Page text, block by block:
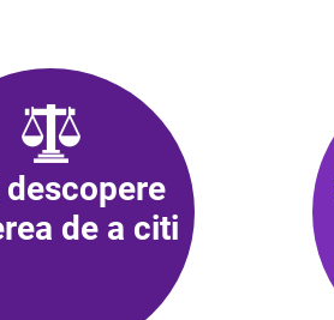
descopere
de a citi